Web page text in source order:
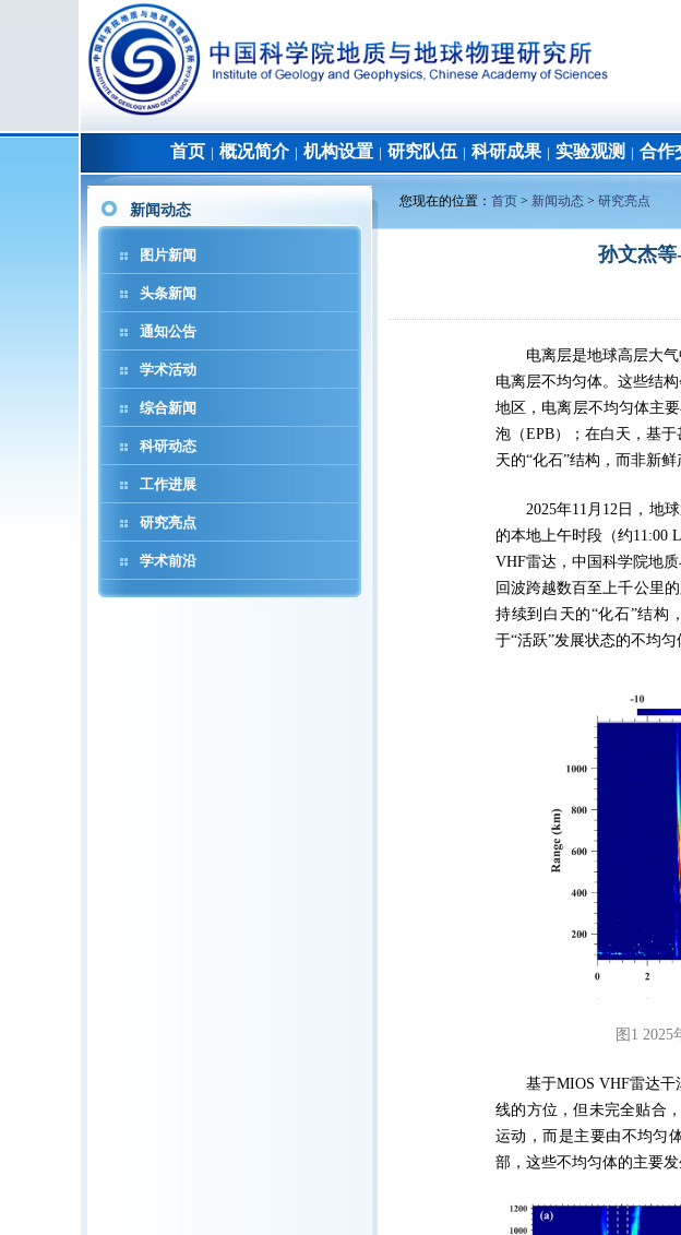
首页 概况简介│ 机构设置 研究队伍 科研成果│ 实验观测 合作
新闻动态
图片新闻
头条新闻
通知公告
学术活动
综合新闻
科研动态
工作进展
研究亮点
学术前沿
您现在的位置： 首页 > 新闻动态 > 研究亮点
孙文杰
电离层是地球高层大
电离层不均匀体。这些结
地区，电离层不均匀体主
泡（EPB）；在白天，基于
天的“化石”结构，而非新
2025年11 月 12 日，地
的本地上午时段（约11:00
VHF雷达，中国科学院地
回波跨越数百至上千公里
持续到白天的“化石”结构
于“活跃”发展状态的不均匀
图1
基于MIOS VHF雷达干
线的方位，但未完全贴合
运动，而是主要由不均匀
部，这些不均匀体的主要